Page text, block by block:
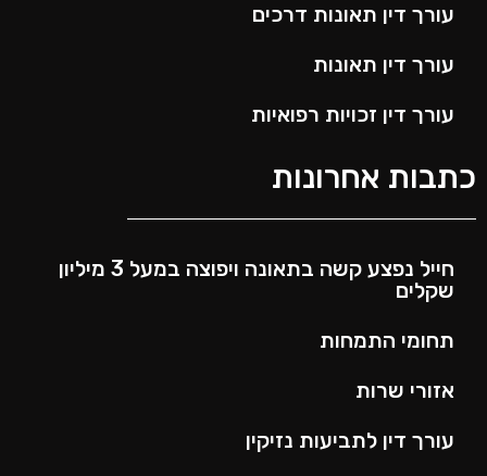
עורך דין תאונות דרכים
עורך דין תאונות
עורך דין זכויות רפואיות
כתבות אחרונות
חייל נפצע קשה בתאונה ויפוצה במעל 3 מיליון
שקלים
תחומי התמחות
אזורי שרות
עורך דין לתביעות נזיקין